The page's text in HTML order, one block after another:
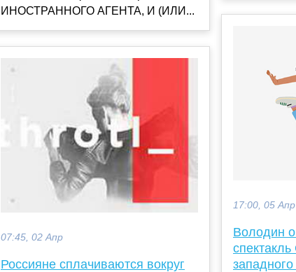
ИНОСТРАННОГО АГЕНТА, И (ИЛИ...
07:45, 02 Апр
Россияне сплачиваются вокруг
17:00, 05 Апр
Володин о
западного